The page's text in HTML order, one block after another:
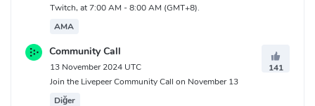
Twitch, at 7:00 AM - 8:00 AM (GMT+8).
AMA
Community Call
13 November 2024 UTC
141
Join the Livepeer Community Call on November 13
Diğer